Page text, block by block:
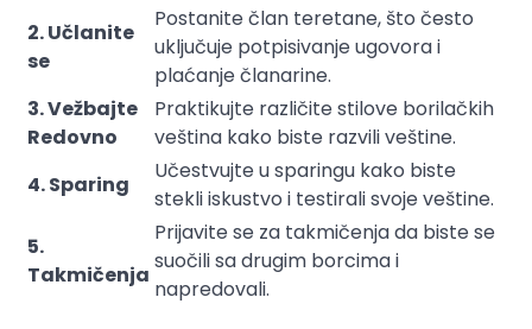
2. Učlanite
se
Postanite član teretane, što često
uključuje potpisivanje ugovora i
plaćanje članarine.
3. Vežbajte
Redovno
Praktikujte različite stilove borilačkih
veština kako biste razvili veštine.
4. Sparing
Učestvujte u sparingu kako biste
stekli iskustvo i testirali svoje veštine.
5.
Takmičenja
Prijavite se za takmičenja da biste se
suočili sa drugim borcima i
napredovali.